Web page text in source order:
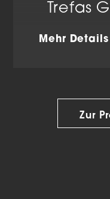
Trefas
Mehr Details
Zur